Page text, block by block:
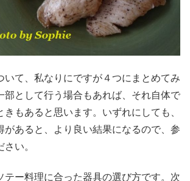
いて、私なりにですが４つにまとめてみ
部として行う場合もあれば、それ自体で
もあると思います。いずれにしても、
があると、より良い結果になるので、参
い。
テー料理に合った器具の選び方です。次